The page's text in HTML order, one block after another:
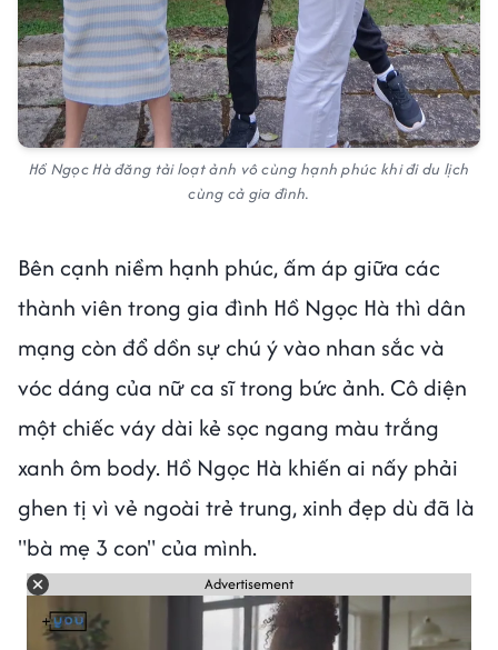
Hồ Ngọc Hà đăng tải loạt ảnh vô cùng hạnh phúc khi đi du lịch
cùng cả gia đình.
Bên cạnh niềm hạnh phúc, ấm áp giữa các
thành viên trong gia đình Hồ Ngọc Hà thì dân
mạng còn đổ dồn sự chú ý vào nhan sắc và
vóc dáng của nữ ca sĩ trong bức ảnh. Cô diện
một chiếc váy dài kẻ sọc ngang màu trắng
xanh ôm body. Hồ Ngọc Hà khiến ai nấy phải
ghen tị vì vẻ ngoài trẻ trung, xinh đẹp dù đã là
"bà mẹ 3 con" của mình.
Advertisement